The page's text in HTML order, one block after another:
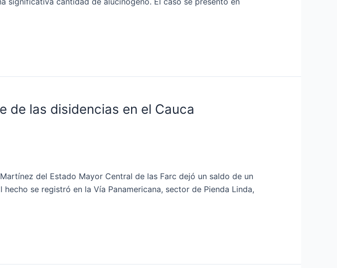
de las disidencias en el Cauca
del Estado Mayor Central de las Farc dejó un saldo de un
se registró en la Vía Panamericana, sector de Pienda Linda,